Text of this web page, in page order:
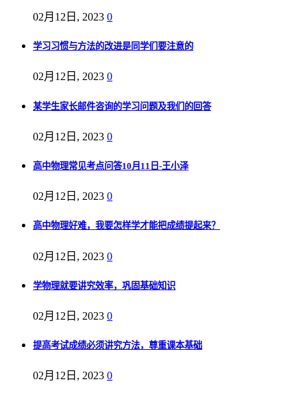
02月12日, 2023 0
学习习惯与方法的改进是同学们要注意的
02月12日, 2023 0
某学生家长邮件咨询的学习问题及我们的回答
02月12日, 2023 0
高中物理常见考点问答10月11日-王小泽
02月12日, 2023 0
高中物理好难，我要怎样学才能把成绩提起来？
02月12日, 2023 0
学物理就要讲究效率，巩固基础知识
02月12日, 2023 0
提高考试成绩必须讲究方法，尊重课本基础
02月12日, 2023 0